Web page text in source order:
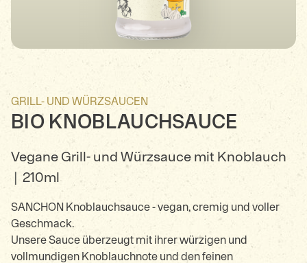
GRILL- UND WÜRZSAUCEN
BIO KNOBLAUCHSAUCE
Vegane Grill- und Würzsauce mit Knoblauch
| 210ml
SANCHON Knoblauchsauce - vegan, cremig und voller
Geschmack.
Unsere Sauce überzeugt mit ihrer würzigen und
vollmundigen Knoblauchnote und den feinen